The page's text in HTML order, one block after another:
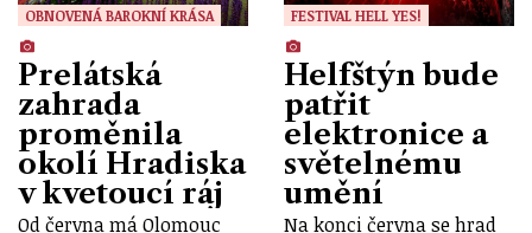
OBNOVENÁ BAROKNÍ KRÁSA
Prelátská
zahrada
proměnila
okolí Hradiska
v kvetoucí ráj
Od června má Olomouc
FESTIVAL HELL YES!
Helfštýn bude
patřit
elektronice a
světelnému
umění
Na konci června se hrad